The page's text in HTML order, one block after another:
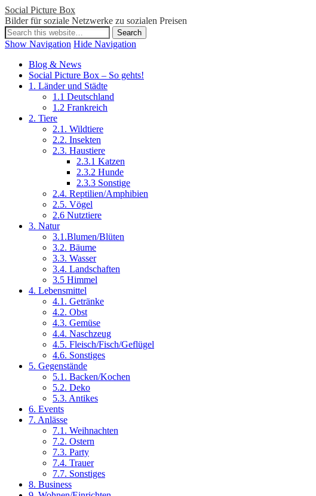
Social Picture Box
Bilder für soziale Netzwerke zu sozialen Preisen
Show Navigation Hide Navigation
Blog & News
Social Picture Box – So gehts!
1. Länder und Städte
1.1 Deutschland
1.2 Frankreich
2. Tiere
2.1. Wildtiere
2.2. Insekten
2.3. Haustiere
2.3.1 Katzen
2.3.2 Hunde
2.3.3 Sonstige
2.4. Reptilien/Amphibien
2.5. Vögel
2.6 Nutztiere
3. Natur
3.1.Blumen/Blüten
3.2. Bäume
3.3. Wasser
3.4. Landschaften
3.5 Himmel
4. Lebensmittel
4.1. Getränke
4.2. Obst
4.3. Gemüse
4.4. Naschzeug
4.5. Fleisch/Fisch/Geflügel
4.6. Sonstiges
5. Gegenstände
5.1. Backen/Kochen
5.2. Deko
5.3. Antikes
6. Events
7. Anlässe
7.1. Weihnachten
7.2. Ostern
7.3. Party
7.4. Trauer
7.7. Sonstiges
8. Business